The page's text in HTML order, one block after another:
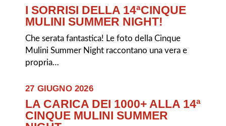
I SORRISI DELLA 14ªCINQUE
MULINI SUMMER NIGHT!
Che serata fantastica! Le foto della Cinque
Mulini Summer Night raccontano una vera e
propria…
27 GIUGNO 2026
LA CARICA DEI 1000+ ALLA 14ª
CINQUE MULINI SUMMER